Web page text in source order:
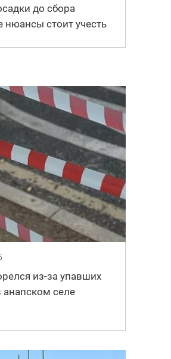
до сбора
нюансы стоит учесть
из-за упавших
селе